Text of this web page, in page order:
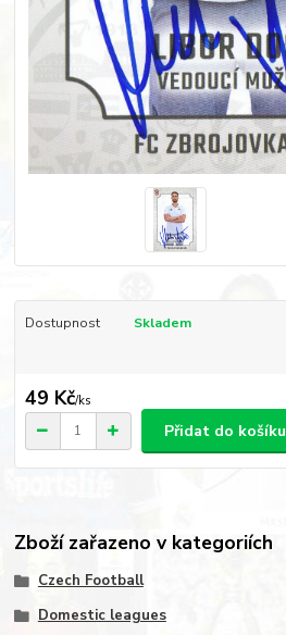
Dostupnost Skladem
49 Kč/ks
Přidat do košíku
Zboží zařazeno v kategoriích
Czech Football
Domestic leagues